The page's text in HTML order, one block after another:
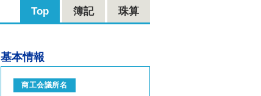
Top 簿記 珠算
基本情報
商工会議所名